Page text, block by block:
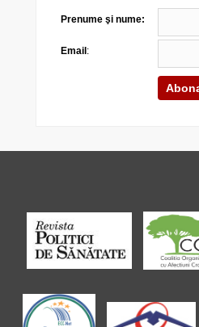
Prenume şi nume:
Email :